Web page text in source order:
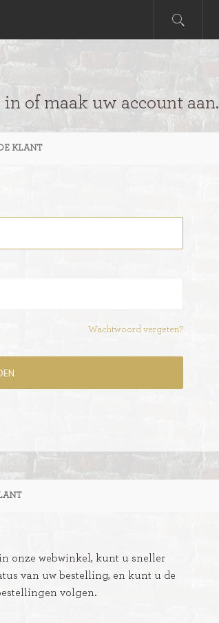
of maak uw account aan.
KLANT
Wachtwoord vergeten?
onze webwinkel, kunt u sneller
van uw bestelling, en kunt u de
volgen.